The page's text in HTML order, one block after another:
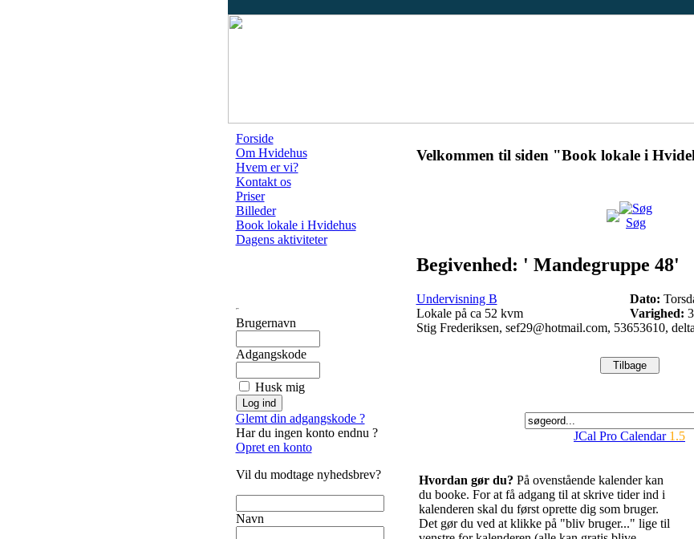
Forside
Om Hvidehus
Hvem er vi?
Kontakt os
Priser
Billeder
Book lokale i Hvidehus
Dagens aktiviteter
Brugernavn
Adgangskode
Husk mig
Glemt din adgangskode ?
Har du ingen konto endnu ?
Opret en konto
Vil du modtage nyhedsbrev?
Navn
Velkommen til siden "Book lokale i
Søg
Begivenhed: ' Mandegruppe 48'
Undervisning B
Lokale på ca 52 kvm
Dato:
Varighed:
Stig Frederiksen, sef29@hotmail.com, 53653610,
JCal Pro Calendar 1.5
Hvordan gør du? På ovenstående kalender kan
du booke. For at få adgang til at skrive tider ind i
kalenderen skal du først oprette dig som bruger.
Det gør du ved at klikke på "bliv bruger..." lige til